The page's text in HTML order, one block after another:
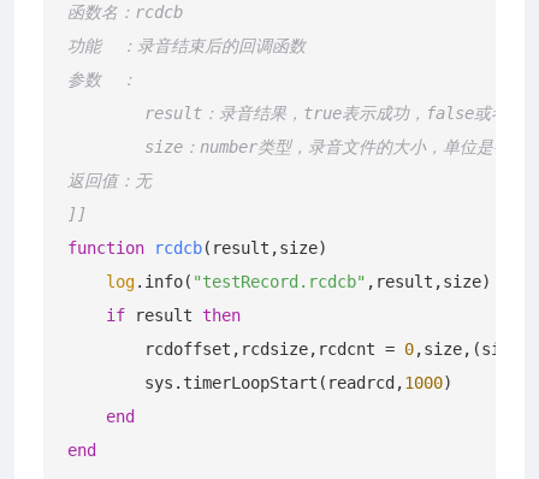
函数名：rcdcb
功能  ：录音结束后的回调函数
参数  ：
result：录音结果，true表示成功，false或者nil
size：number类型，录音文件的大小，单位是字节
返回值：无
]]
function
rcdcb(result,size)
log.info( "testRecord.rcdcb" ,result,size)
if result then
        rcdoffset,rcdsize,rcdcnt =
0,size,(size
        sys.timerLoopStart(readrcd,
1000)
end
end